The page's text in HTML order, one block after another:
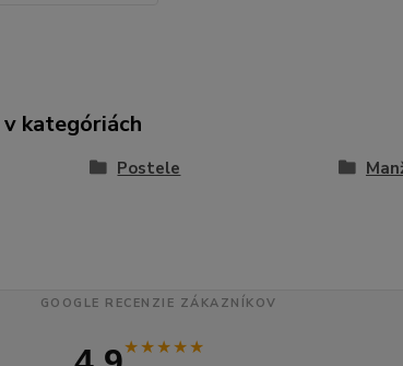
kategóriách
Postele
GOOGLE RECENZIE ZÁKAZNÍKOV
★★★★★